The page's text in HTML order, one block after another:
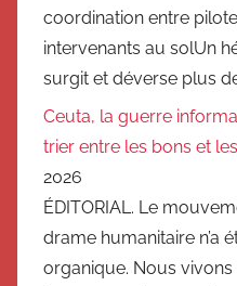
coordination entre
intervenants au solUn
surgit et déverse plus
Ceuta, la guerre
trier entre les bons et
2026
ÉDITORIAL. Le
drame humanitaire n’a
organique. Nous